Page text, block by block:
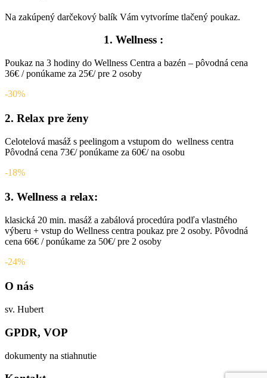
Na zakúpený darčekový balík Vám vytvoríme tlačený poukaz.
1. Wellness :
Poukaz na 3 hodiny do Wellness Centra a bazén – pôvodná cena
36€ / ponúkame za 25€/ pre 2 osoby
-30%
2. Relax pre ženy
Celotelová masáž s peelingom a vstupom do wellness centra
Pôvodná cena 73€/ ponúkame za 60€/ na osobu
-18%
3. Wellness a relax:
klasická 20 min. masáž a zabálová procedúra podľa vlastného
výberu + vstup do Wellness centra poukaz pre 2 osoby. Pôvodná
cena 66€ / ponúkame za 50€/ pre 2 osoby
-24%
O nás
sv. Hubert
GPDR, VOP
dokumenty na stiahnutie